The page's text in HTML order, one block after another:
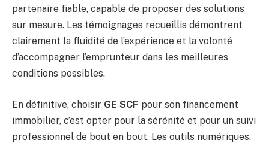
partenaire fiable, capable de proposer des solutions
sur mesure. Les témoignages recueillis démontrent
clairement la fluidité de l’expérience et la volonté
d’accompagner l’emprunteur dans les meilleures
conditions possibles.
En définitive, choisir GE SCF pour son financement
immobilier, c’est opter pour la sérénité et pour un suivi
professionnel de bout en bout. Les outils numériques,